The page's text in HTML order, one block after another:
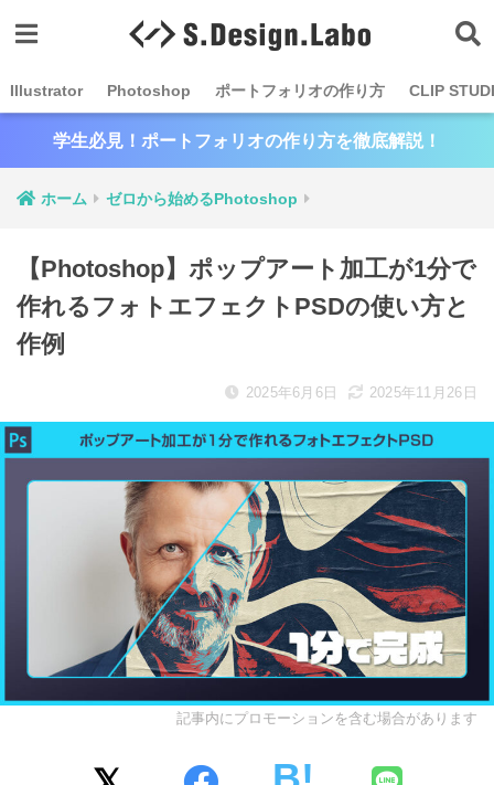
Illustrator Photoshop ポートフォリオの作り方 CLIP
学生必見！ポートフォリオの作り方を徹底解説！
ホーム ゼロから始めるPhotoshop
【Photoshop】ポップアート加工が1分で
作れるフォトエフェクトPSDの使い方と
作例
2025年6月6日 2025年11月26日
記事内にプロモーションを含む場合があります